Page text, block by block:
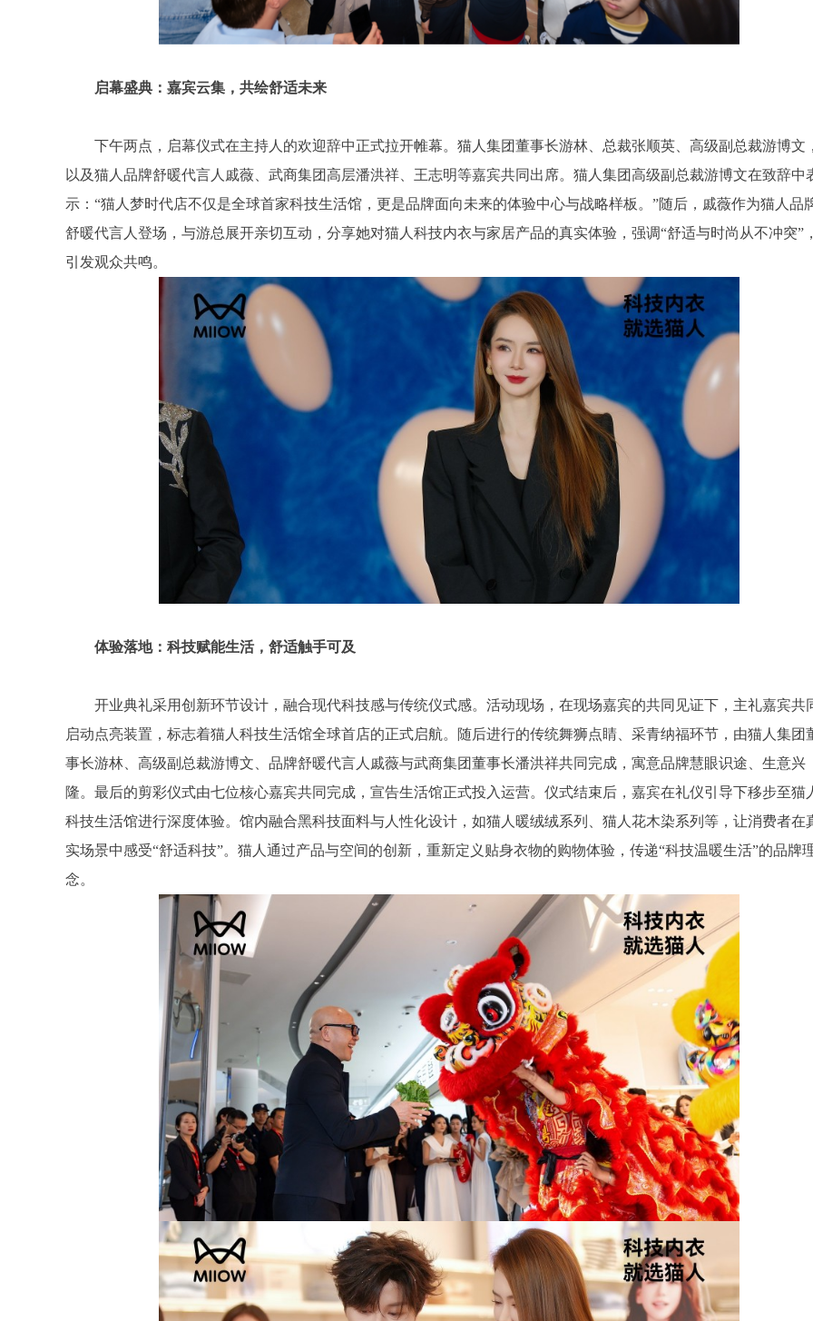
启幕盛典：嘉宾云集，共绘舒适未来
下午两点，启幕仪式在主持人的欢迎辞中正式拉开帷幕。猫人集团董事长游林、总裁张顺英、高级副总裁游博文，
以及猫人品牌舒暖代言人戚薇、武商集团高层潘洪祥、王志明等嘉宾共同出席。猫人集团高级副总裁游博文在致辞中
示：“猫人梦时代店不仅是全球首家科技生活馆，更是品牌面向未来的体验中心与战略样板。”随后，戚薇作为猫人品
舒暖代言人登场，与游总展开亲切互动，分享她对猫人科技内衣与家居产品的真实体验，强调“舒适与时尚从不冲突”，
引发观众共鸣。
体验落地：科技赋能生活，舒适触手可及
开业典礼采用创新环节设计，融合现代科技感与传统仪式感。活动现场，在现场嘉宾的共同见证下，主礼嘉宾共
启动点亮装置，标志着猫人科技生活馆全球首店的正式启航。随后进行的传统舞狮点睛、采青纳福环节，由猫人集团
事长游林、高级副总裁游博文、品牌舒暖代言人戚薇与武商集团董事长潘洪祥共同完成，寓意品牌慧眼识途、生意兴
隆。最后的剪彩仪式由七位核心嘉宾共同完成，宣告生活馆正式投入运营。仪式结束后，嘉宾在礼仪引导下移步至猫
科技生活馆进行深度体验。馆内融合黑科技面料与人性化设计，如猫人暖绒绒系列、猫人花木染系列等，让消费者在
实场景中感受“舒适科技”。猫人通过产品与空间的创新，重新定义贴身衣物的购物体验，传递“科技温暖生活”的品牌
念。